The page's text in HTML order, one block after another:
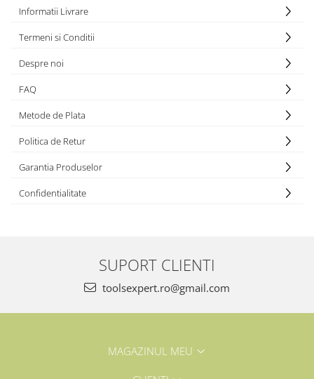
Informatii Livrare
Termeni si Conditii
Despre noi
FAQ
Metode de Plata
Politica de Retur
Garantia Produselor
Confidentialitate
SUPORT CLIENTI
toolsexpert.ro@gmail.com
MAGAZINUL MEU